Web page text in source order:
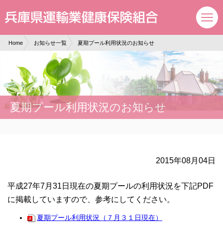
Home お知らせ一覧 夏期プール利用状況のお知らせ
夏期プール利用状況のお知らせ
2015年08月04日
平成27年7月31日現在の夏期プールの利用状況を下記PDF
に掲載していますので、参考にしてください。
夏期プール利用状況（７月３１日現在）